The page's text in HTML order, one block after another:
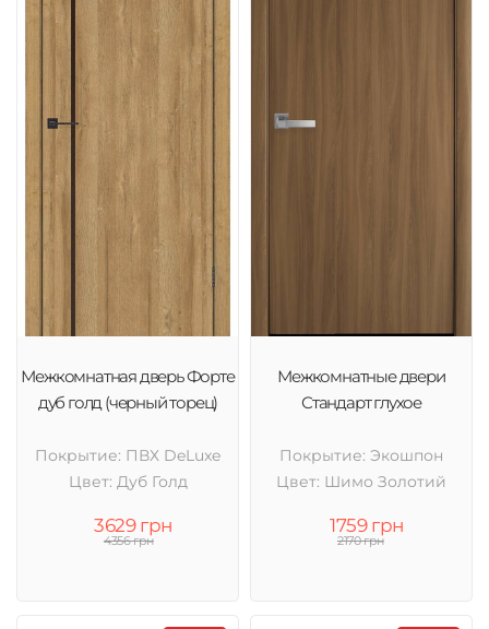
Межкомнатная дверь Форте
дуб голд (черный торец)
Покрытие: ПВХ DeLuxe
Цвет: Дуб Голд
3629 грн
4356 грн
Межкомнатные двери
Стандарт глухое
Покрытие: Экошпон
Цвет: Шимо Золотий
1759 грн
2170 грн